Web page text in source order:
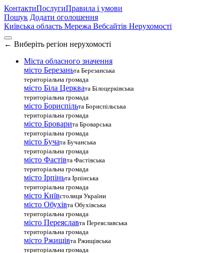
КонтактиПослугиПравила і умови
Пошук Додати оголошення
Київська область Мережа Вебсайтів Нерухомості
← Виберіть регіон нерухомості
Міста обласного значення
місто Березаньта Березанська
територіальна громада
місто Біла Церквата Білоцерківська
територіальна громада
місто Бориспільта Бориспільська
територіальна громада
місто Броварита Броварська
територіальна громада
місто Бучата Бучанська
територіальна громада
місто Фастівта Фастівська
територіальна громада
місто Ірпіньта Ірпінська
територіальна громада
місто Київстолиця України
місто Обухівта Обухівська
територіальна громада
місто Переяславта Переяславська
територіальна громада
місто Ржищівта Ржищівська
територіальна громада